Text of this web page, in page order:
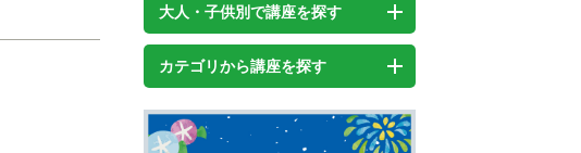
大人・子供別で講座を探す
カテゴリから講座を探す